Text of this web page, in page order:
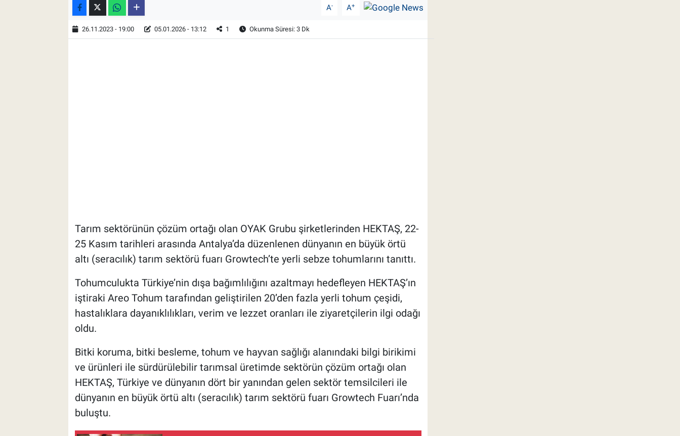
A- A+
26.11.2023 - 19:00 05.01.2026 - 13:12 1 Okunma Süresi: 3 Dk
Tarım sektörünün çözüm ortağı olan OYAK Grubu şirketlerinden HEKTAŞ, 22-
25 Kasım tarihleri arasında Antalya’da düzenlenen dünyanın en büyük örtü
altı (seracılık) tarım sektörü fuarı Growtech’te yerli sebze tohumlarını tanıttı.
Tohumculukta Türkiye’nin dışa bağımlılığını azaltmayı hedefleyen HEKTAŞ’ın
iştiraki Areo Tohum tarafından geliştirilen 20’den fazla yerli tohum çeşidi,
hastalıklara dayanıklılıkları, verim ve lezzet oranları ile ziyaretçilerin ilgi odağı
oldu.
Bitki koruma, bitki besleme, tohum ve hayvan sağlığı alanındaki bilgi birikimi
ve ürünleri ile sürdürülebilir tarımsal üretimde sektörün çözüm ortağı olan
HEKTAŞ, Türkiye ve dünyanın dört bir yanından gelen sektör temsilcileri ile
dünyanın en büyük örtü altı (seracılık) tarım sektörü fuarı Growtech Fuarı’nda
buluştu.